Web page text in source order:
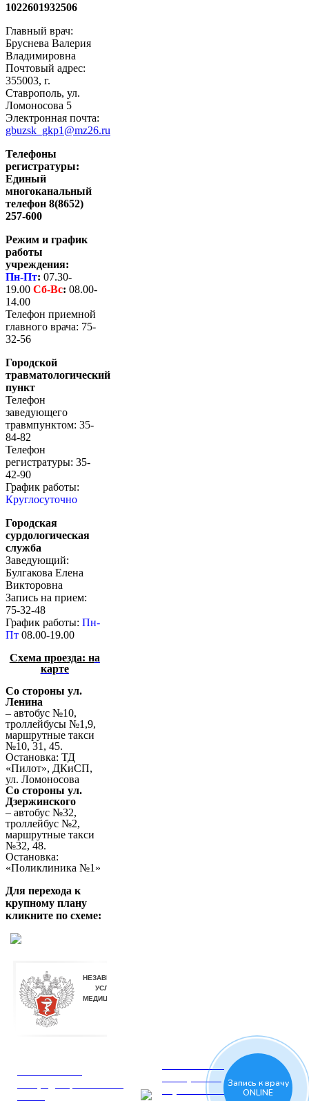
1022601932506
Главный врач:
Бруснева Валерия
Владимировна
Почтовый адрес:
355003, г.
Ставрополь, ул.
Ломоносова 5
Электронная почта:
gbuzsk_gkp1@mz26.ru
Телефоны
регистратуры:
Единый
многоканальный
телефон 8(8652)
257-600
Режим и график
работы
учреждения:
Пн-Пт: 07.30-
19.00 Сб-Вс: 08.00-
14.00
Телефон приемной
главного врача: 75-
32-56
Городской
травматологический
пункт
Телефон
заведующего
травмпунктом: 35-
84-82
Телефон
регистратуры: 35-
42-90
График работы:
Круглосуточно
Городская
сурдологическая
служба
Заведующий:
Булгакова Елена
Викторовна
Запись на прием:
75-32-48
График работы: Пн-
Пт 08.00-19.00
Схема проезда: на
карте
Со стороны ул.
Ленина
– автобус №10,
троллейбусы №1,9,
маршрутные такси
№10, 31, 45.
Остановка: ТД
«Пилот», ДКиСП,
ул. Ломоносова
Со стороны ул.
Дзержинского
– автобус №32,
троллейбус №2,
маршрутные такси
№32, 48.
Остановка:
«Поликлиника №1»
Для перехода к
крупному плану
кликните по схеме:
СОГЛАСИЕ
на обработку
персональных
Запись к врачу
ONLINE